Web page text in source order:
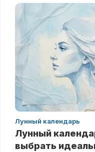
Лунный календарь
Лунный
выбрать